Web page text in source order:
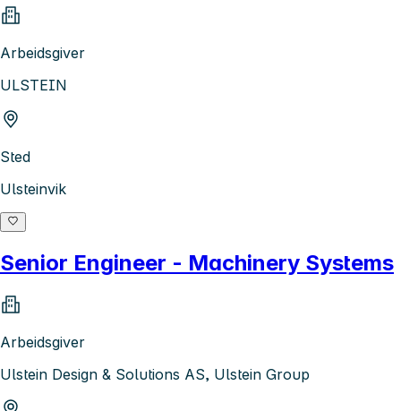
Arbeidsgiver
ULSTEIN
Sted
Ulsteinvik
Senior Engineer - Machinery Systems
Arbeidsgiver
Ulstein Design & Solutions AS, Ulstein Group